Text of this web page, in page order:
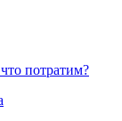
потратим?